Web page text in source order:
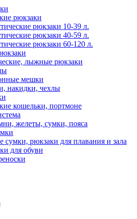
рюкзаки
рюкзаки 10-39 л.
рюкзаки 40-59 л.
рюкзаки 60-120 л.
лыжные рюкзаки
мешки
накидки, чехлы
кошельки, портмоне
желеты, сумки, пояса
сумки, рюкзаки для плавания и зала
для обуви